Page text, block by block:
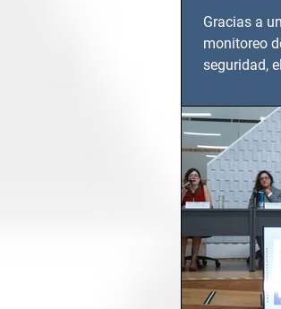
Gracias a
monitoreo
seguridad,